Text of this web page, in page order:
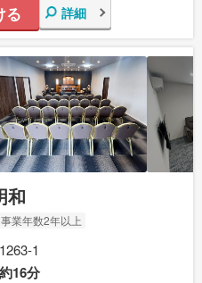
る 詳細
和
事業年数2年以上
1
16分